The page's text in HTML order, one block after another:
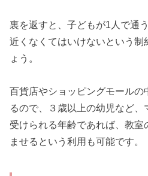
裏を返すと、子どもが1人で通
近くなくてはいけないという制
ょう。
百貨店やショッピングモールの
るので、３歳以上の幼児など
受けられる年齢であれば、教室
ませるという利用も可能です。